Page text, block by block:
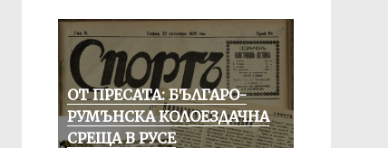
ОТ ПРЕСАТА: БЪЛГАРО-
РУМЪНСКА КОЛОЕЗДАЧНА
СРЕЩА В РУСЕ